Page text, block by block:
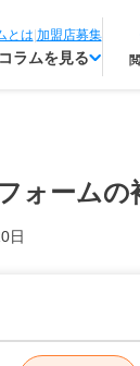
とは|加盟店募集
コラムを見る
ォームの
日